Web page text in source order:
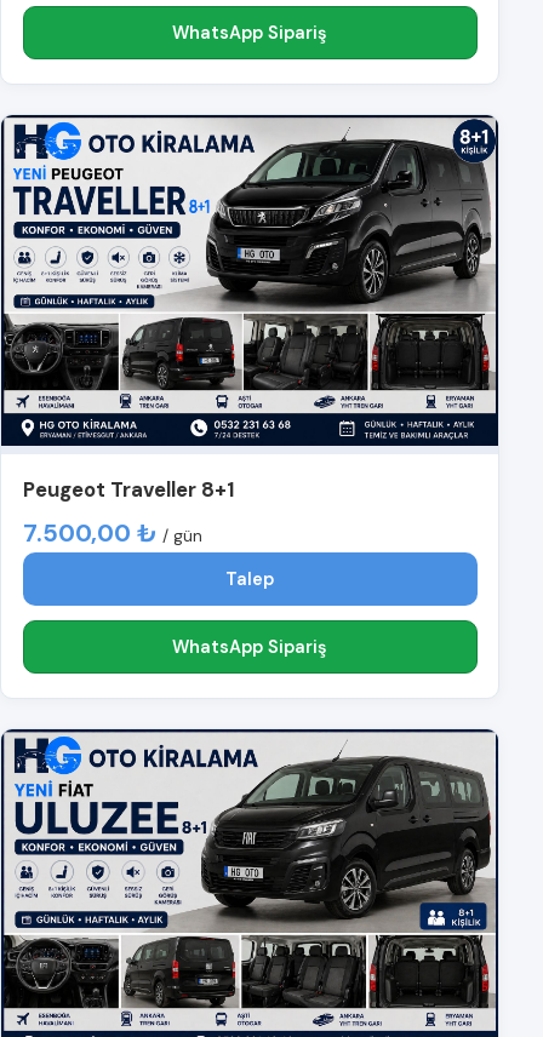
WhatsApp Sipariş
Peugeot Traveller 8+1
7.500,00 ₺ / gün
Talep
WhatsApp Sipariş